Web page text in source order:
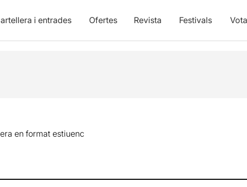
i entrades Ofertes Revista Festivals
en format estiuenc